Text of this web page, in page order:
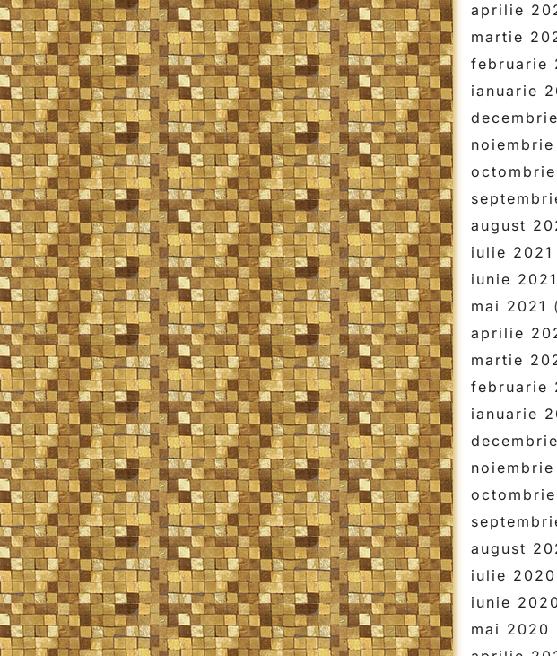
aprilie
martie
februarie
ianuarie
noiembrie
august
iulie 2021
iunie 2021
mai 2021
aprilie
martie
februarie
ianuarie
august
iulie 2020
iunie
mai 2020